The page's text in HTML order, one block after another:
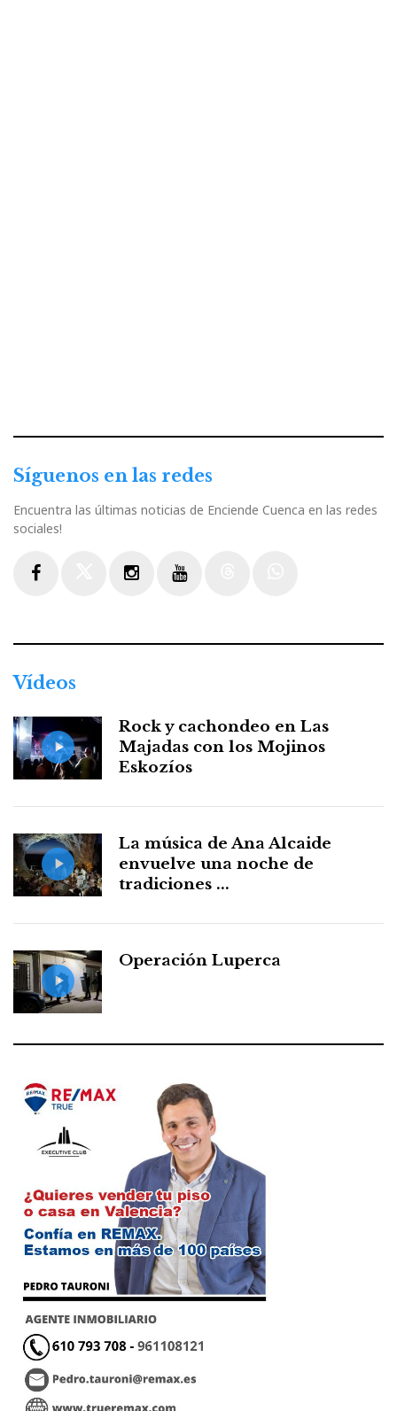
Síguenos en las redes
Encuentra las últimas noticias de Enciende Cuenca en las redes
sociales!
Vídeos
Rock y cachondeo en Las
Majadas con los Mojinos
Eskozíos
La música de Ana Alcaide
envuelve una noche de
tradiciones ...
Operación Luperca